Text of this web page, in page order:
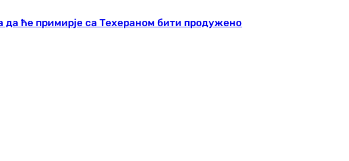
да ће примирје са Техераном бити продужено